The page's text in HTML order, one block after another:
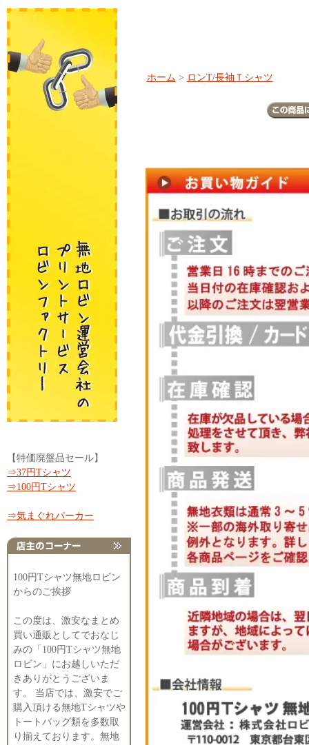
【特価廃盤品セール】
⇒37円Tシャツ
⇒100円Tシャツ
⇒気まぐれパーカー
100円Tシャツ無地ロビン
からのご挨拶
この度は、激安なまとめ
買い通販としてでおなじ
みの「100円Tシャツ無地
ロビン」にお越しいただ
きありがとうございま
す。 当店では、激安でご
購入頂ける無地Tシャツや
トートバッグ類を多数取
り揃えております。無地
ホーム > ロンT/長袖Ｔシャツ